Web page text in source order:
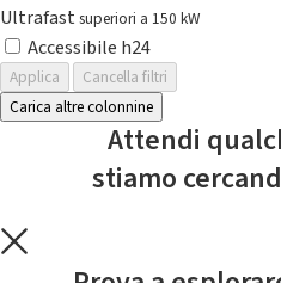
Ultrafast superiori a 150 kW
Accessibile h24
Applica
Cancella filtri
Carica altre colonnine
Attendi
stiamo